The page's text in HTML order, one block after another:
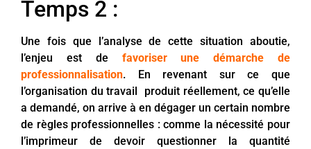
Temps 2 :
Une fois que l’analyse de cette situation aboutie,
l’enjeu est de favoriser une démarche de
professionnalisation. En revenant sur ce que
l’organisation du travail produit réellement, ce qu’elle
a demandé, on arrive à en dégager un certain nombre
de règles professionnelles : comme la nécessité pour
l’imprimeur de devoir questionner la quantité